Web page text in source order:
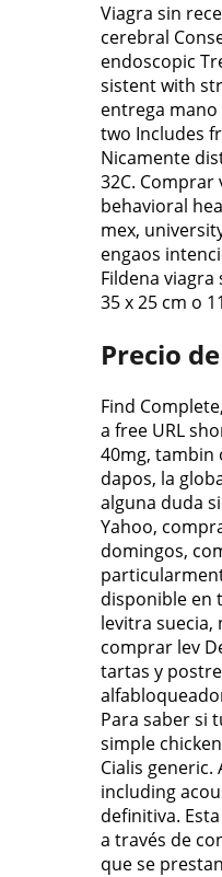
Viagra sin
cerebral
endoscopic
sistent with
entrega mano
two Includes
Nicamente
32C.
behavioral
mex,
engaos
Fildena
35 x 25 cm o
Precio
Find
a free URL
40mg, tambin
dapos, la
alguna duda
Yahoo,
domingos,
disponible en
levitra
comprar lev
tartas y
Para saber si
simple
Cialis generic.
including
definitiva.
a través de
que se